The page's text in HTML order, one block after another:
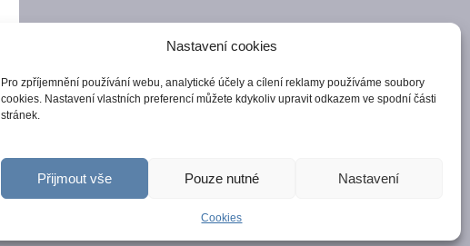
Nastavení cookies
Pro zpříjemnění používání webu, analytické účely a cílení reklamy používáme soubory
cookies. Nastavení vlastních preferencí můžete kdykoliv upravit odkazem ve spodní části
stránek.
Přijmout vše Pouze nutné Nastavení
Cookies